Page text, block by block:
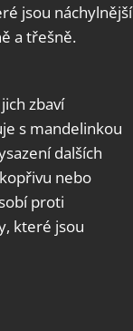
jsou náchylnější
a třešně.
zbaví
s mandelinkou
dalších
nebo
proti
které jsou